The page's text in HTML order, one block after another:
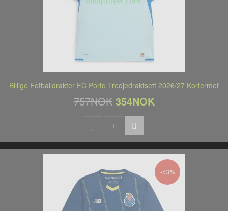
Billige Fotballdrakter FC Porto Tredjedraktsett 2026/27 Kortermet
757NOK 354NOK
-53%